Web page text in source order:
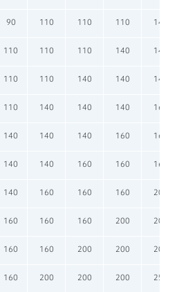
90 110 110 110 140
110 110 110 140 140
110 110 140 140 140
110 140 140 140 160
140 140 140 160 160
140 140 160 160 160
140 160 160 160 200
160 160 160 200 200
160 160 200 200 200
160 200 200 200 250